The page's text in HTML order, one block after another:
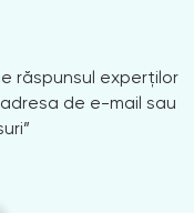
răspunsul experților
de e-mail sau